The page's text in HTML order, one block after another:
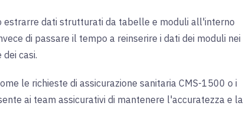
estrarre dati strutturati da tabelle e moduli all'interno
di passare il tempo a reinserire i dati dei moduli nei
casi.
le richieste di assicurazione sanitaria CMS-1500 o i
ai team assicurativi di mantenere l'accuratezza e la